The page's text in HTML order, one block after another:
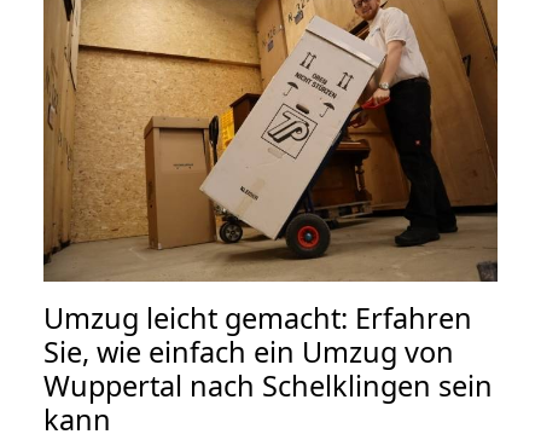
Umzug leicht gemacht: Erfahren
Sie, wie einfach ein Umzug von
Wuppertal nach Schelklingen sein
kann